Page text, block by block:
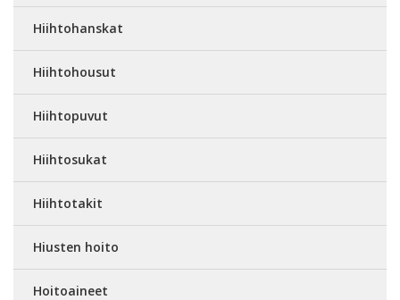
Hiihtohanskat
Hiihtohousut
Hiihtopuvut
Hiihtosukat
Hiihtotakit
Hiusten hoito
Hoitoaineet